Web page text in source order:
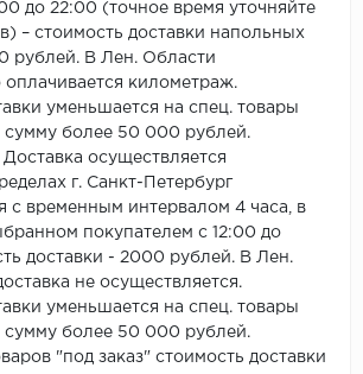
SPC Alta Step
SPC Betta
SPC DEW
SPC Ideal Flooring
SPC Kronostep
SPC Promo
до 22:00 (точное время уточняйте
– стоимость доставки напольных
рублей. В Лен. Области
оплачивается километраж.
уменьшается на спец. товары
сумму более 50 000 рублей.
осуществляется
г. Санкт-Петербург
с временным интервалом 4 часа, в
покупателем с 12:00 до
доставки - 2000 рублей. В Лен.
не осуществляется.
уменьшается на спец. товары
сумму более 50 000 рублей.
"под заказ" стоимость доставки